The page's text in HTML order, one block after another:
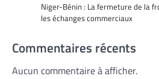
Niger-Bénin : La fermeture de la
les échanges commerciaux
Commentaires récents
Aucun commentaire à afficher.